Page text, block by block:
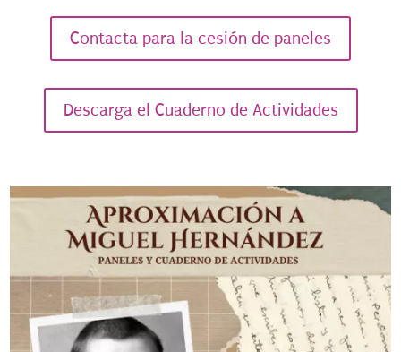
Contacta para la cesión de paneles
Descarga el Cuaderno de Actividades